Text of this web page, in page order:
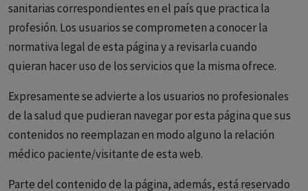
sanitarias correspondientes en el país que practica la
profesión. Los usuarios se comprometen a conocer la
normativa legal de esta página y a revisarla cuando
quieran hacer uso de los servicios que la misma ofrece.
Expresamente se advierte a los usuarios no profesionales
de la salud que pudieran navegar por esta página que sus
contenidos no reemplazan en modo alguno la relación
médico paciente/visitante de esta web.
Parte del contenido de la página, además, está reservado